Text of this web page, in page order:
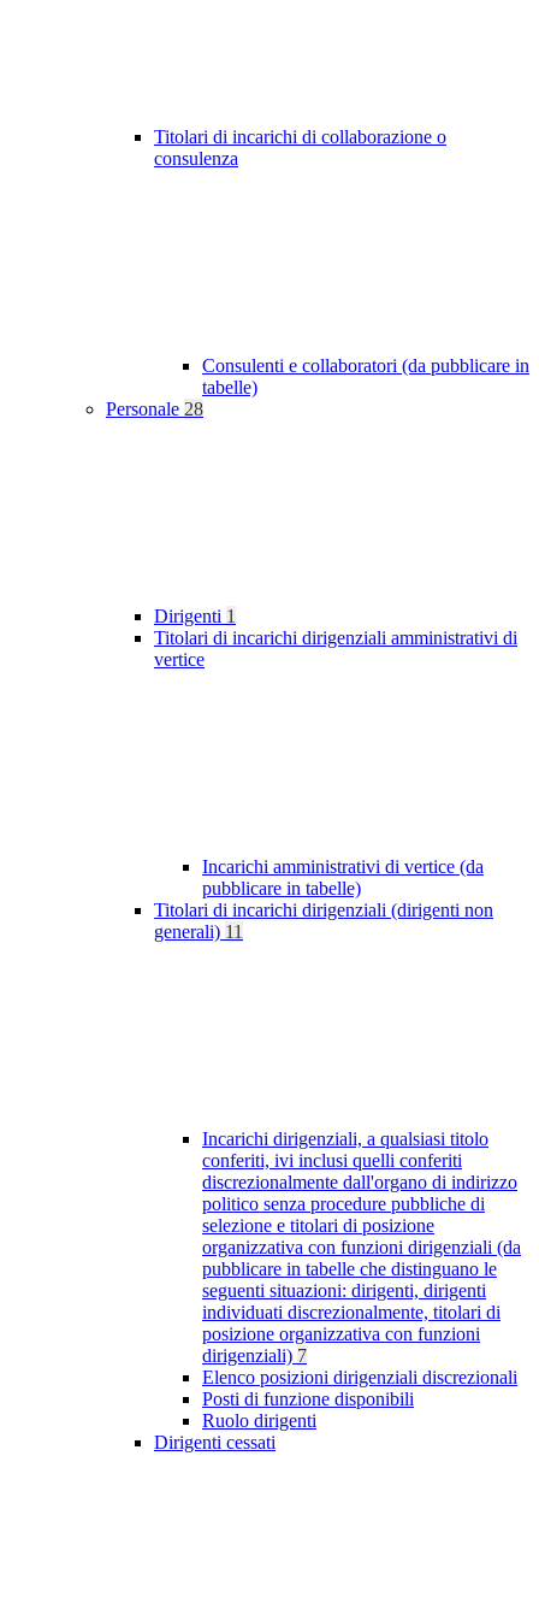
Titolari di incarichi di collaborazione o
consulenza
Consulenti e collaboratori (da pubblicare in
tabelle)
Personale 28
Dirigenti 1
Titolari di incarichi dirigenziali amministrativi di
vertice
Incarichi amministrativi di vertice (da
pubblicare in tabelle)
Titolari di incarichi dirigenziali (dirigenti non
generali) 11
Incarichi dirigenziali, a qualsiasi titolo
conferiti, ivi inclusi quelli conferiti
discrezionalmente dall'organo di indirizzo
politico senza procedure pubbliche di
selezione e titolari di posizione
organizzativa con funzioni dirigenziali (da
pubblicare in tabelle che distinguano le
seguenti situazioni: dirigenti, dirigenti
individuati discrezionalmente, titolari di
posizione organizzativa con funzioni
dirigenziali) 7
Elenco posizioni dirigenziali discrezionali
Posti di funzione disponibili
Ruolo dirigenti
Dirigenti cessati